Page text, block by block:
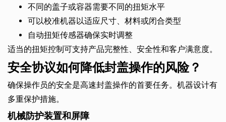
不同的盖子或容器需要不同的扭矩水平
可以校准机器以适应尺寸、材料或闭合类型
自动扭矩传感器确保实时调整
适当的扭矩控制可支持产品完整性、安全性和客户满意度。
安全协议如何降低封盖操作的风险？
确保操作员的安全是高速封盖操作的首要任务。机器设计有
多重保护措施。
机械防护装置和屏障